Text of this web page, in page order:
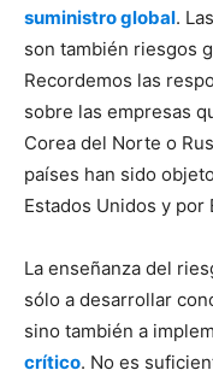
suministro global. Las
son también riesgos
Recordemos las
sobre las empresas
Corea del Norte o
países han sido
Estados Unidos y por
La enseñanza del
sólo a desarrollar
sino también a
crítico. No es